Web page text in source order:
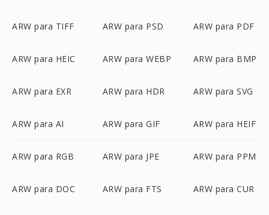
ARW para TIFF ARW para PSD ARW para PDF
ARW para HEIC ARW para WEBP ARW para BMP
ARW para EXR ARW para HDR ARW para SVG
ARW para AI ARW para GIF ARW para HEIF
ARW para RGB ARW para JPE ARW para PPM
ARW para DOC ARW para FTS ARW para CUR